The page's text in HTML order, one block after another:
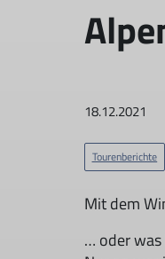
18.12.2021
Tourenberichte
Mit dem
… oder